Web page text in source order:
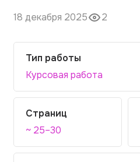
Вопросы и ответы
18 декабря 2025 2
Тип работы
Курсовая работа
Страниц
~ 25–30